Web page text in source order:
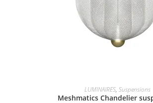
LUMINAIRES, Suspensions
Meshmatics Chandelier